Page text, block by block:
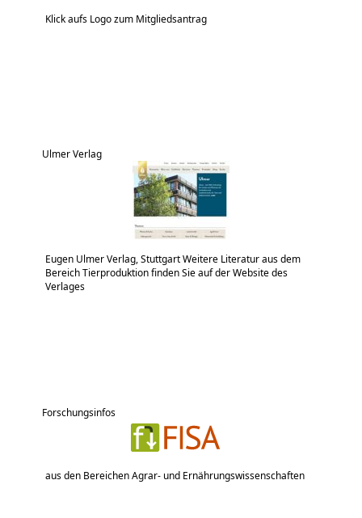
Klick aufs Logo zum Mitgliedsantrag
Ulmer Verlag
Eugen Ulmer Verlag, Stuttgart Weitere Literatur aus dem
Bereich Tierproduktion finden Sie auf der Website des
Verlages
Forschungsinfos
aus den Bereichen Agrar- und Ernährungswissenschaften